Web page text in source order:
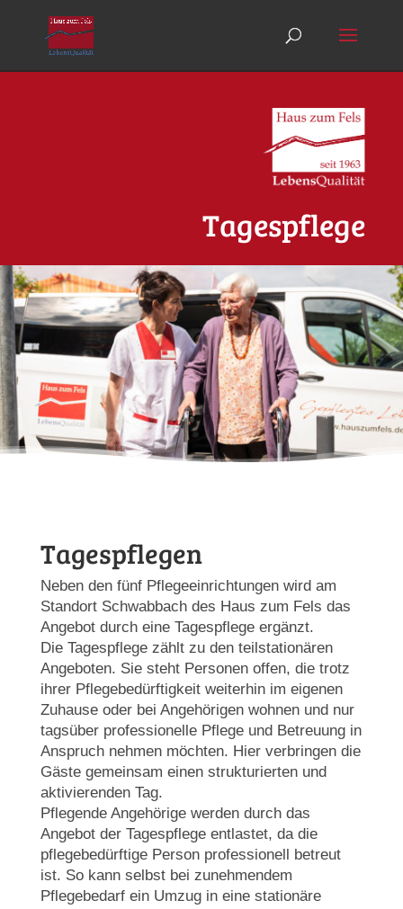
Tagespflege
Tagespflegen
Neben den fünf Pflegeeinrichtungen wird am
Standort Schwabbach des Haus zum Fels das
Angebot durch eine Tagespflege ergänzt.
Die Tagespflege zählt zu den teilstationären
Angeboten. Sie steht Personen offen, die trotz
ihrer Pflegebedürftigkeit weiterhin im eigenen
Zuhause oder bei Angehörigen wohnen und nur
tagsüber professionelle Pflege und Betreuung in
Anspruch nehmen möchten. Hier verbringen die
Gäste gemeinsam einen strukturierten und
aktivierenden Tag.
Pflegende Angehörige werden durch das
Angebot der Tagespflege entlastet, da die
pflegebedürftige Person professionell betreut
ist. So kann selbst bei zunehmendem
Pflegebedarf ein Umzug in eine stationäre